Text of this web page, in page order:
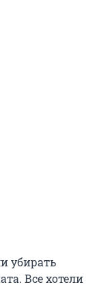
убирать
Все хотели